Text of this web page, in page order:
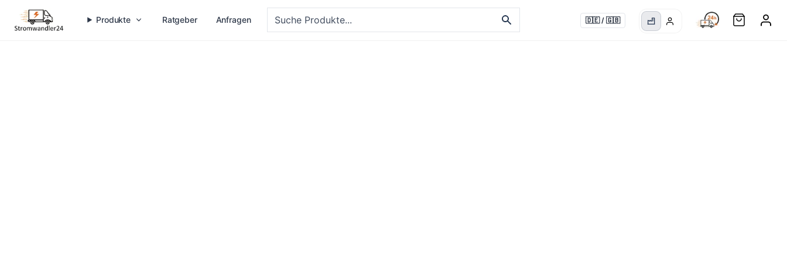
Produkte Ratgeber Anfragen 🇩🇪/ 🇬🇧